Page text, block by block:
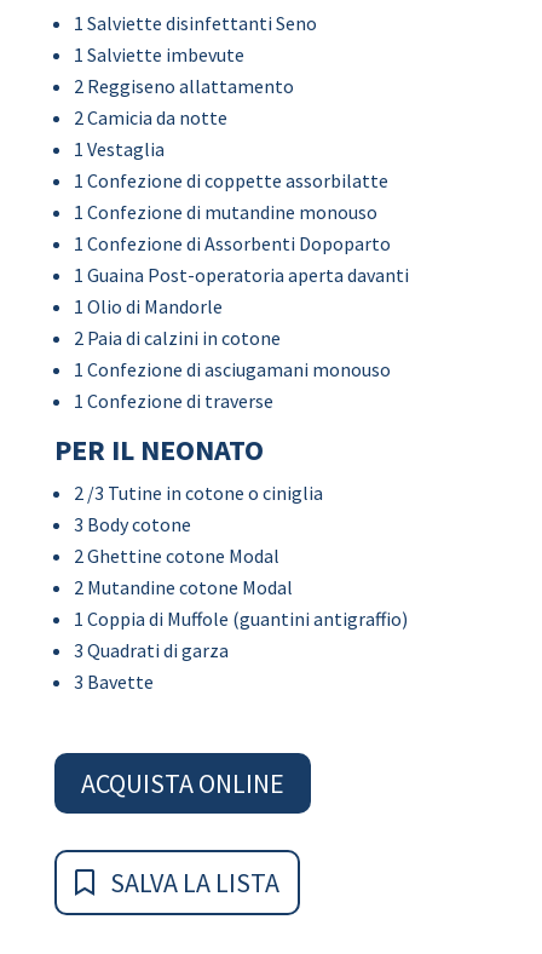
1 Salviette disinfettanti Seno
1 Salviette imbevute
2 Reggiseno allattamento
2 Camicia da notte
1 Vestaglia
1 Confezione di coppette assorbilatte
1 Confezione di mutandine monouso
1 Confezione di Assorbenti Dopoparto
1 Guaina Post-operatoria aperta davanti
1 Olio di Mandorle
2 Paia di calzini in cotone
1 Confezione di asciugamani monouso
1 Confezione di traverse
PER IL NEONATO
2 /3 Tutine in cotone o ciniglia
3 Body cotone
2 Ghettine cotone Modal
2 Mutandine cotone Modal
1 Coppia di Muffole (guantini antigraffio)
3 Quadrati di garza
3 Bavette
ACQUISTA ONLINE
SALVA LA LISTA